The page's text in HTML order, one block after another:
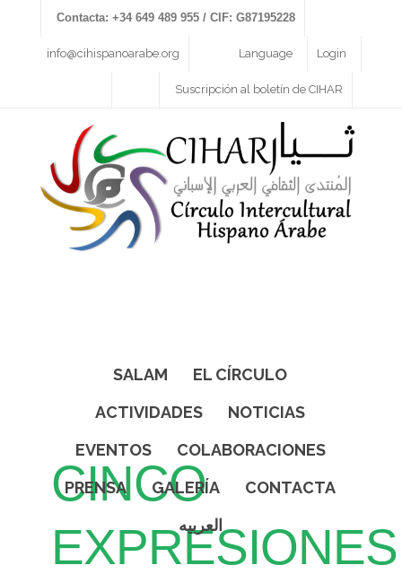
Contacta: +34 649 489 955 / CIF: G87195228
info@cihispanoarabe.org Login
Language
Suscripción al boletín de CIHAR
SALAM
EL CÍRCULO
ACTIVIDADES
NOTICIAS
EVENTOS
COLABORACIONES
PRENSA
GALERÍA
CONTACTA
العربيه
CINCO
EXPRESIONES